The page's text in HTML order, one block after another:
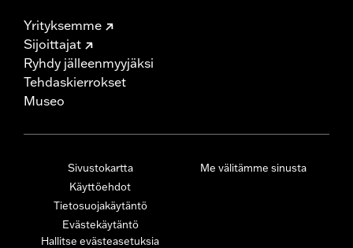
Yrityksemme
Sijoittajat
Ryhdy jälleenmyyjäksi
Tehdaskierrokset
Museo
Sivustokartta
Käyttöehdot
Tietosuojakäytäntö
Evästekäytäntö
Hallitse evästeasetuksia
Me välitämme sinusta